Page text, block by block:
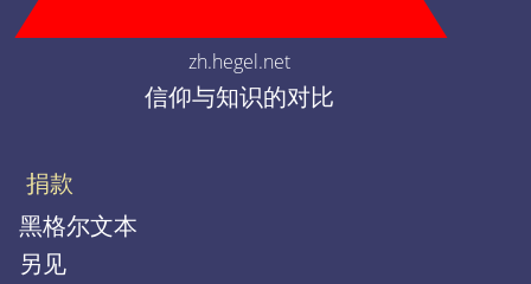
zh.hegel.net
信仰与知识的对比
捐款
黑格尔文本
另见